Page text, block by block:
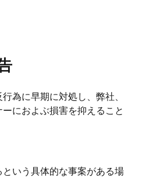
為に早期に対処し、弊社、
におよぶ損害を抑えること
いう具体的な事案がある場